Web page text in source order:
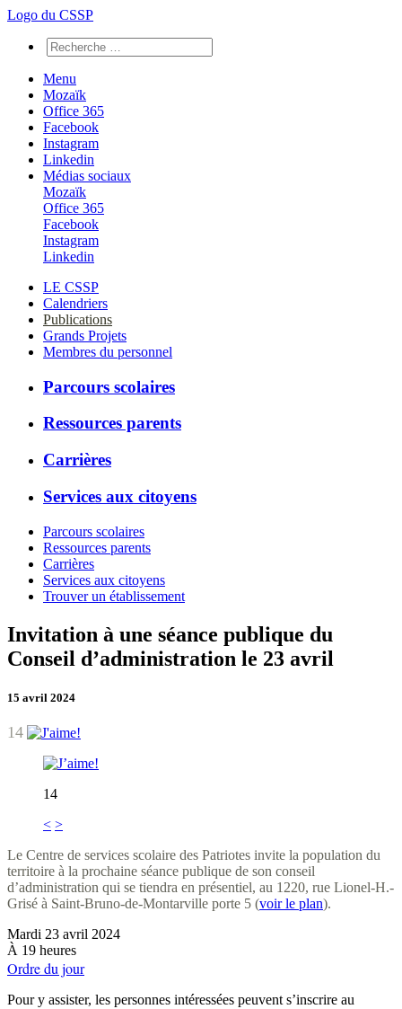
Logo du CSSP
Menu
Mozaïk
Office 365
Facebook
Instagram
Linkedin
Médias sociaux
Mozaïk
Office 365
Facebook
Instagram
Linkedin
LE CSSP
Calendriers
Publications
Grands Projets
Membres du personnel
Parcours scolaires
Ressources parents
Carrières
Services aux citoyens
Parcours scolaires
Ressources parents
Carrières
Services aux citoyens
Trouver un établissement
Invitation à une séance publique du
Conseil d’administration le 23 avril
15 avril 2024
14
14
< >
Le Centre de services scolaire des Patriotes invite la population du
territoire à la prochaine séance publique de son conseil
d’administration qui se tiendra en présentiel, au 1220, rue Lionel-H.-
Grisé à Saint-Bruno-de-Montarville porte 5 (voir le plan).
Mardi 23 avril 2024
À 19 heures
Ordre du jour
Pour y assister, les personnes intéressées peuvent s’inscrire au